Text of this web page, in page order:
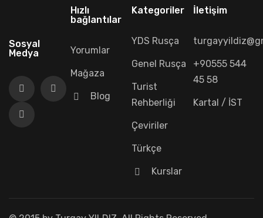
Sosyal
Medya
Hızlı
bağlantılar
Yorumlar
Mağaza
Blog
Kategoriler
YDS Rusça
Genel Rusça
Turist
Rehberliği
Çeviriler
Türkçe
Kurslar
İletişim
+90555 544
45 58
Kartal / İST